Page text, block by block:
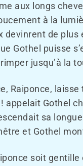
aux longs
à la
devinrent de plus
Gothel puisse
jusqu’à la
Raiponce,
appelait Gothel
sa
et Gothel
soit gentille